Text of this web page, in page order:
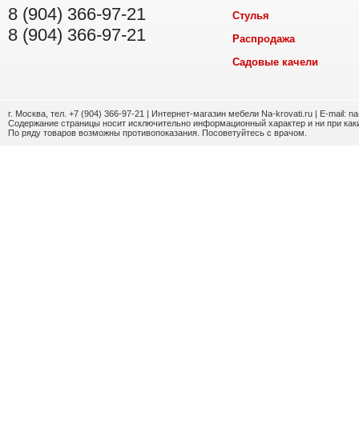
8 (904) 366-97-21
8 (904) 366-97-21
Стулья
Распродажа
Садовые качели
г. Москва, тел. +7 (904) 366-97-21 | Интернет-магазин мебели Na-krovati.ru | E-mail:
Содержание страницы носит исключительно информационный характер и ни при
По ряду товаров возможны противопоказания. Посоветуйтесь с врачом.